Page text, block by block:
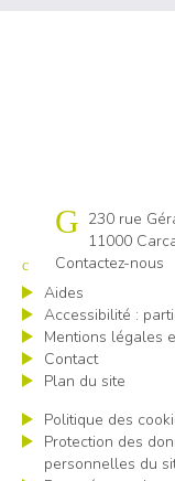
Cap emploi 11
230 rue
11000
Contactez-nous
Aides
Accessibilité :
Mentions légales
Contact
Plan du site
Politique des
Protection des
personnelles du